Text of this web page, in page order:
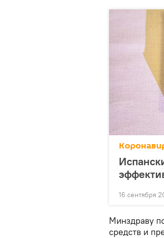
16 сентября
Минздраву
средств и